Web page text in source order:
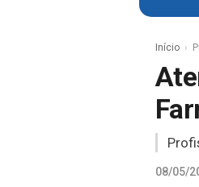
Início
08/05/